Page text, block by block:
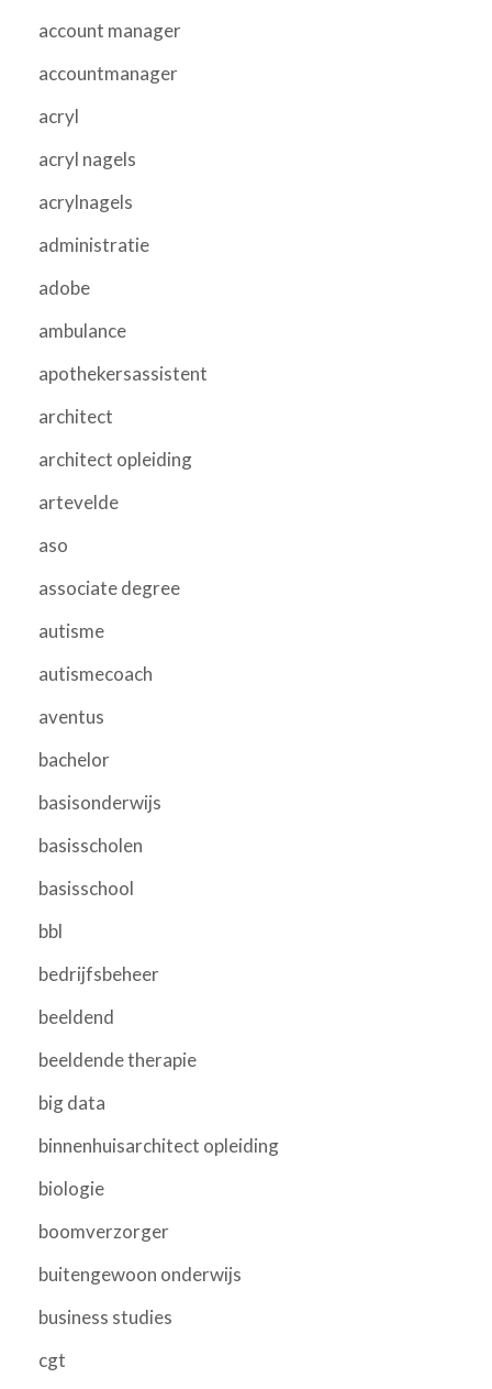
account manager
accountmanager
acryl
acryl nagels
acrylnagels
administratie
adobe
ambulance
apothekersassistent
architect
architect opleiding
artevelde
aso
associate degree
autisme
autismecoach
aventus
bachelor
basisonderwijs
basisscholen
basisschool
bbl
bedrijfsbeheer
beeldend
beeldende therapie
big data
binnenhuisarchitect opleiding
biologie
boomverzorger
buitengewoon onderwijs
business studies
cgt